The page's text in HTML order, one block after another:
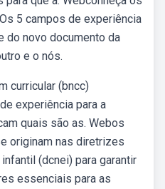
5 campos de experiência
do novo documento da
e o nós.
curricular (bncc)
experiência para a
quais são as. Webos
originam nas diretrizes
(dcnei) para garantir
essenciais para as